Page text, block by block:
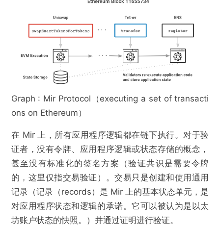
Graph : Mir Protocol（executing a set of transacti
ons on Ethereum）
在 Mir 上，所有应用程序逻辑都在链下执行。对于验
证者，没有令牌、应用程序逻辑或状态存储的概念，
甚至没有标准化的签名方案（验证共识是需要令牌
的，这里仅指交易验证）。交易只是创建和使用通用
记录（记录（records）是 Mir 上的基本状态单元，是
对应用程序状态和逻辑的承诺。它可以被认为是以太
坊账户状态的快照。）并通过证明进行验证。